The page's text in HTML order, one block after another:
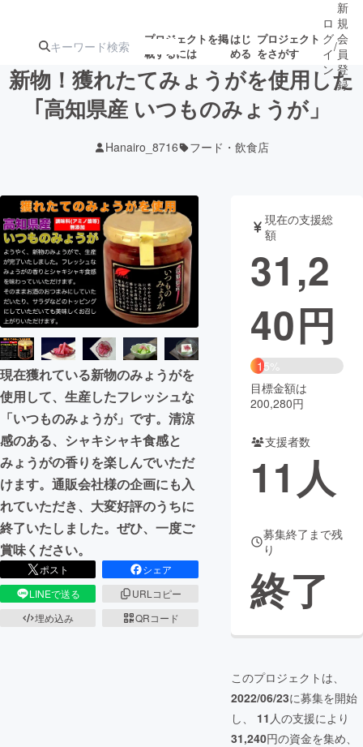
プロジェクトを掲
載するには
はじ
める
プロジェクト
をさがす
ターン
ジェクト
募集終了が近いプ
ロジェクト
アート・写真 音楽
テクノロジー・ガジェット ゲーム・
映像・映画 書籍・雑誌
ビジネス・起業 チャレンジ
まちづくり・地域活性化
CAMPFIRE for Social Good
CAMPFIRE Creation
CAMPFIREふるさと納税machi-ya コミュニティ
ロ
グ
イ
ン
/
新
規
会
員
登
録
新物！獲れたてみょうがを使用した
｢高知県産 いつものみょうが」
Hanairo_8716 フード・飲食店
現在獲れている新物のみょうがを
使用して、生産したフレッシュな
「いつものみょうが」です。清涼
感のある、シャキシャキ食感と
みょうがの香りを楽しんでいただ
けます。通販会社様の企画にも入
れていただき、大変好評のうちに
終了いたしました。ぜひ、一度ご
賞味ください。
ポスト
シェア
LINEで送る
URLコピー
埋め込み
QRコード
現在の支援総
額
31,2
40円
15%
目標金額は
200,280円
支援者数
11 人
募集終了まで残
り
終了
このプロジェクトは、
2022/06/23に募集を開始
し、 11 人の支援により
31,240円の資金を集め、